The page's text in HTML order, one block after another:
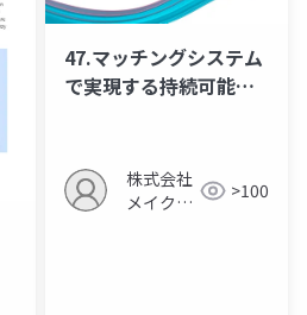
47.マッチングシステム
で実現する持続可能な
株式会社
メイクア
>100